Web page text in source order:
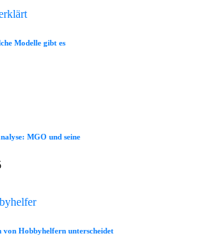
Modelle gibt es
MGO und seine
Hobbyhelfern unterscheidet